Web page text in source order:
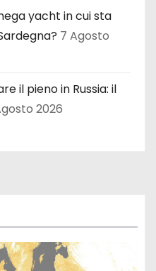
yacht in cui sta
7 Agosto
il pieno in Russia: il
2026